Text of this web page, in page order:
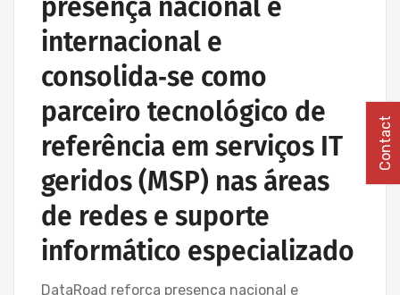
PROJETOS CABLAGEM E REDES INFORMÁTICA
presença nacional e
internacional e
consolida‑se como
parceiro tecnológico de
referência em serviços IT
geridos (MSP) nas áreas
de redes e suporte
informático especializado
DataRoad reforça presença nacional e
Contact